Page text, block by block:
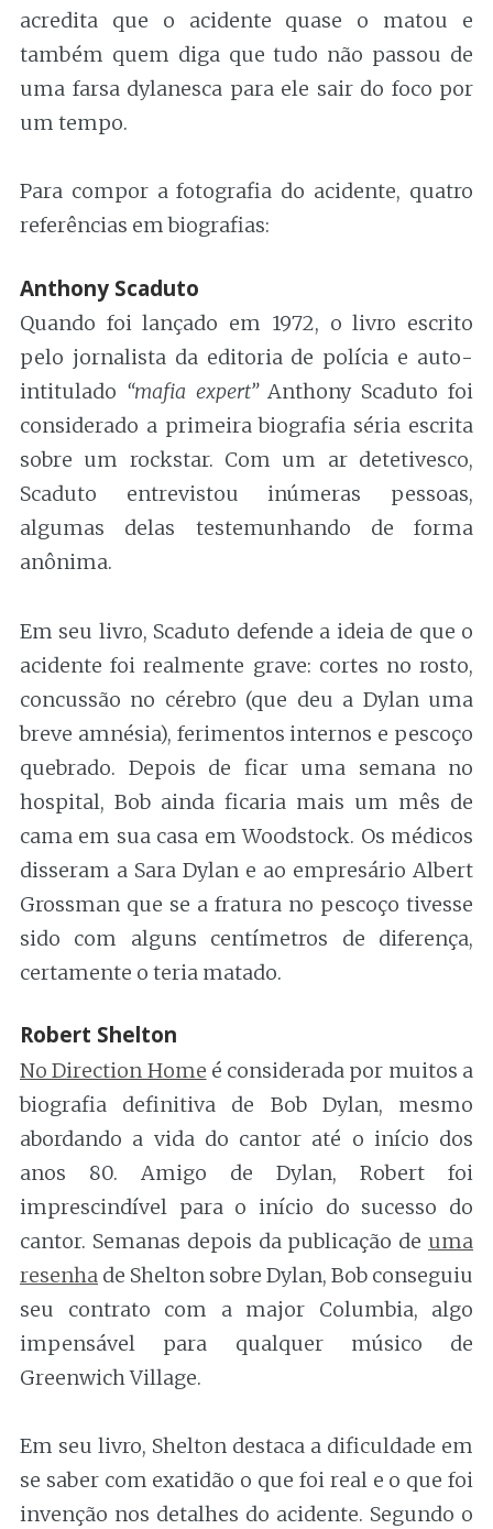
acredita que o acidente quase o matou e
também quem diga que tudo não passou de
uma farsa dylanesca para ele sair do foco por
um tempo.
Para compor a fotografia do acidente, quatro
referências em biografias:
Anthony Scaduto
Quando foi lançado em 1972, o livro escrito
pelo jornalista da editoria de polícia e auto-
intitulado “mafia expert”Anthony Scaduto foi
considerado a primeira biografia séria escrita
sobre um rockstar. Com um ar detetivesco,
Scaduto entrevistou inúmeras pessoas,
algumas delas testemunhando de forma
anônima.
Em seu livro, Scaduto defende a ideia de que o
acidente foi realmente grave: cortes no rosto,
concussão no cérebro (que deu a Dylan uma
breve amnésia), ferimentos internos e pescoço
quebrado. Depois de ficar uma semana no
hospital, Bob ainda ficaria mais um mês de
cama em sua casa em Woodstock. Os médicos
disseram a Sara Dylan e ao empresário Albert
Grossman que se a fratura no pescoço tivesse
sido com alguns centímetros de diferença,
certamente o teria matado.
Robert Shelton
No Direction Home é considerada por muitos a
biografia definitiva de Bob Dylan, mesmo
abordando a vida do cantor até o início dos
anos 80. Amigo de Dylan, Robert foi
imprescindível para o início do sucesso do
cantor. Semanas depois da publicação de uma
resenha de Shelton sobre Dylan, Bob conseguiu
seu contrato com a major Columbia, algo
impensável para qualquer músico de
Greenwich Village.
Em seu livro, Shelton destaca a dificuldade em
se saber com exatidão o que foi real e o que foi
invenção nos detalhes do acidente. Segundo o